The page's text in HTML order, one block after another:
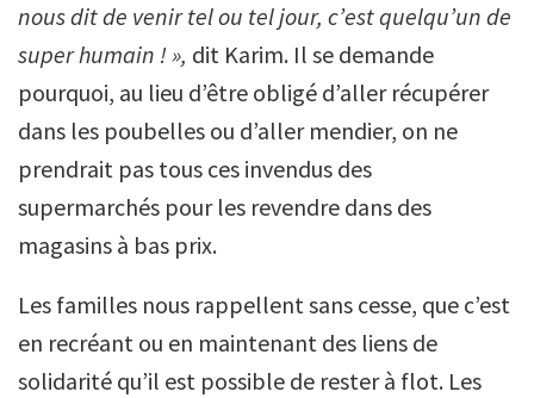
nous dit de venir tel ou tel jour, c’est quelqu’un de
super humain ! », dit Karim. Il se demande
pourquoi, au lieu d’être obligé d’aller récupérer
dans les poubelles ou d’aller mendier, on ne
prendrait pas tous ces invendus des
supermarchés pour les revendre dans des
magasins à bas prix.
Les familles nous rappellent sans cesse, que c’est
en recréant ou en maintenant des liens de
solidarité qu’il est possible de rester à flot. Les